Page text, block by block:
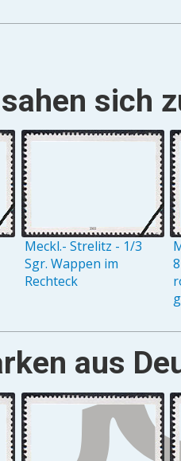
sich
Meckl.- Strelitz - 1/3
Sgr. Wappen im
Rechteck
aus